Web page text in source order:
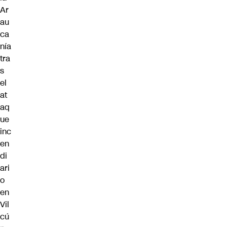
Ar
au
ca
nía
tra
s
el
at
aq
ue
inc
en
di
ari
o
en
Vil
cú